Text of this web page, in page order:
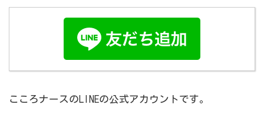
こころナースのLINEの公式アカウントです。